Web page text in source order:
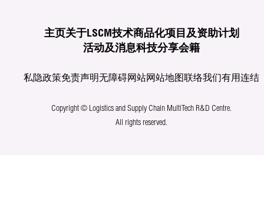
主页关于LSCM技术商品化项目及资助计划
活动及消息科技分享会籍
私隐政策免责声明无障碍网站网站地图联络我们有用连结
Copyright © Logistics and Supply Chain MultiTech R&D Centre.
All rights reserved.